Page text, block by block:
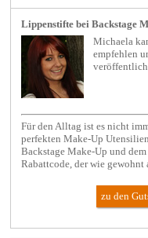
Lippenstifte bei Backstage
Michaela
empfehlen
Für den Alltag ist es nicht
perfekten Make-Up
Backstage Make-Up und
Rabattcode, der wie gewohnt
zu den